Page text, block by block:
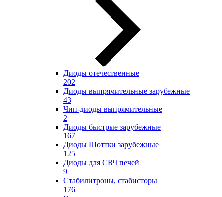
Диоды отечественные
202
Диоды выпрямительные зарубежные
43
Чип-диоды выпрямительные
2
Диоды быстрые зарубежные
167
Диоды Шоттки зарубежные
125
Диоды для СВЧ печей
9
Стабилитроны, стабисторы
176